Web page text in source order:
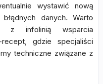
wystawić nową
danych. Warto
z infolinią wsparcia
gdzie specjaliści
techniczne związane z